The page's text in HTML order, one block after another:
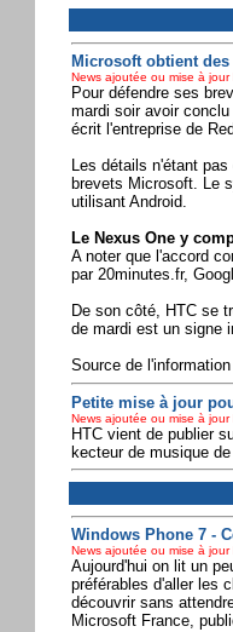
Microsoft obtient
News ajoutée ou mise à
Pour défendre ses
mardi soir avoir
écrit l'entreprise de
Les détails n'étant
brevets Microsoft. Le
utilisant Android.
Le Nexus One y
A noter que l'accord
par 20minutes.fr,
De son côté, HTC se
de mardi est un signe
Source de l'information
Petite mise à jour
News ajoutée ou mise à
HTC vient de publier
kecteur de musique
Windows Phone 7 -
News ajoutée ou mise à
Aujourd'hui on lit un
préférables d'aller les
découvrir sans
Microsoft France,